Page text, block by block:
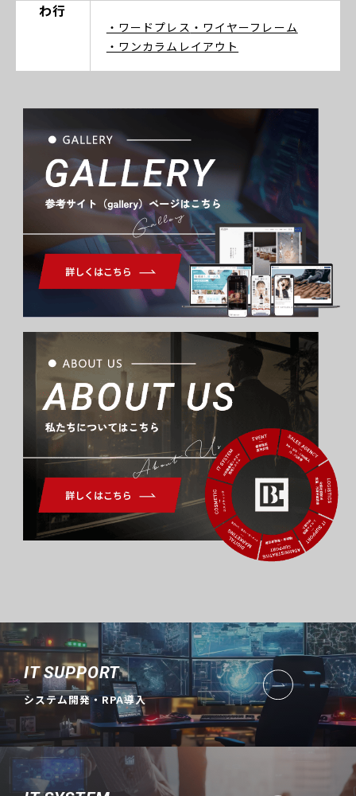
わ行
・ワードプレス ・ワイヤーフレーム
・ワンカラムレイアウト
Gallery
About Us
IT SUPPORT
システム開発・RPA導入